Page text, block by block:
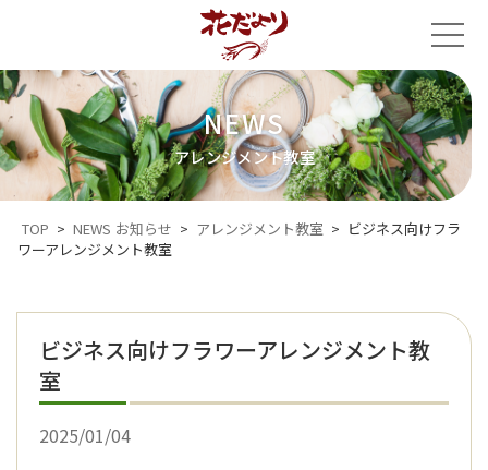
NEWS
アレンジメント教室
TOP > NEWS お知らせ > アレンジメント教室 > ビジネス向けフラ
ワーアレンジメント教室
ビジネス向けフラワーアレンジメント教
室
2025/01/04